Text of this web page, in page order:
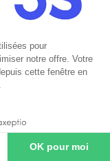
GRATUIT
et nettoyer
descontrats
de votre